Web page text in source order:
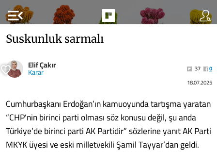
menu_open
Suskunluk sarmalı
Elif Çakır
Karar 37
0
18.07.2025
Cumhurbaşkanı Erdoğan’ın kamuoyunda tartışma yaratan
“CHP’nin birinci parti olması söz konusu değil, şu anda
Türkiye’de birinci parti AK Partidir” sözlerine yanıt AK Parti
MKYK üyesi ve eski milletvekili Şamil Tayyar’dan geldi.